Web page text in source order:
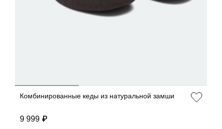
ДОБАВИТЬ В КОРЗИНУ
Комбинированные кеды из натуральной замши
9 999 ₽